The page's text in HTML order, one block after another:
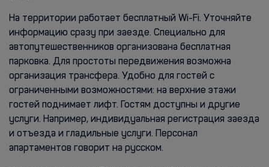
На территории работает бесплатный Wi-Fi. Уточняйте
информацию сразу при заезде. Специально для
автопутешественников организована бесплатная
парковка. Для простоты передвижения возможна
организация трансфера. Удобно для гостей с
ограниченными возможностями: на верхние этажи
гостей поднимает лифт. Гостям доступны и другие
услуги. Например, индивидуальная регистрация заезда
и отъезда и гладильные услуги. Персонал
апартаментов говорит на русском.